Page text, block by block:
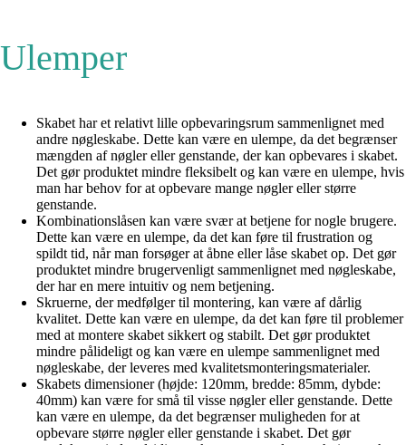
Ulemper
Skabet har et relativt lille opbevaringsrum sammenlignet med
andre nøgleskabe. Dette kan være en ulempe, da det begrænser
mængden af nøgler eller genstande, der kan opbevares i skabet.
Det gør produktet mindre fleksibelt og kan være en ulempe, hvis
man har behov for at opbevare mange nøgler eller større
genstande.
Kombinationslåsen kan være svær at betjene for nogle brugere.
Dette kan være en ulempe, da det kan føre til frustration og
spildt tid, når man forsøger at åbne eller låse skabet op. Det gør
produktet mindre brugervenligt sammenlignet med nøgleskabe,
der har en mere intuitiv og nem betjening.
Skruerne, der medfølger til montering, kan være af dårlig
kvalitet. Dette kan være en ulempe, da det kan føre til problemer
med at montere skabet sikkert og stabilt. Det gør produktet
mindre pålideligt og kan være en ulempe sammenlignet med
nøgleskabe, der leveres med kvalitetsmonteringsmaterialer.
Skabets dimensioner (højde: 120mm, bredde: 85mm, dybde:
40mm) kan være for små til visse nøgler eller genstande. Dette
kan være en ulempe, da det begrænser muligheden for at
opbevare større nøgler eller genstande i skabet. Det gør